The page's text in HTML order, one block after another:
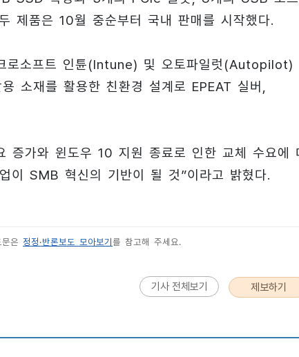
제품은 10월 중순부터 국내 판매를 시작했다.
로소프트 인튠(Intune) 및 오토파일럿(Autopilot)
소재를 활용한 친환경 설계로 EPEAT 실버,
증가와 윈도우 10 지원 종료로 인한 교체 수요에
이 SMB 혁신의 기반이 될 것”이라고 밝혔다.
은 정정·반론보도 모아보기 를 참고해 주세요.
기사 전체보기 제보하기